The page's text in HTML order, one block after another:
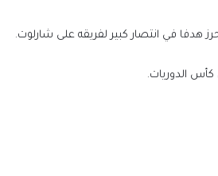
هدفا في انتصار كبير لفريقه على شارلوت.
كأس الدوريات.